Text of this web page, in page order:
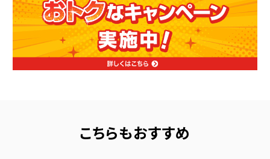
こちらもおすすめ